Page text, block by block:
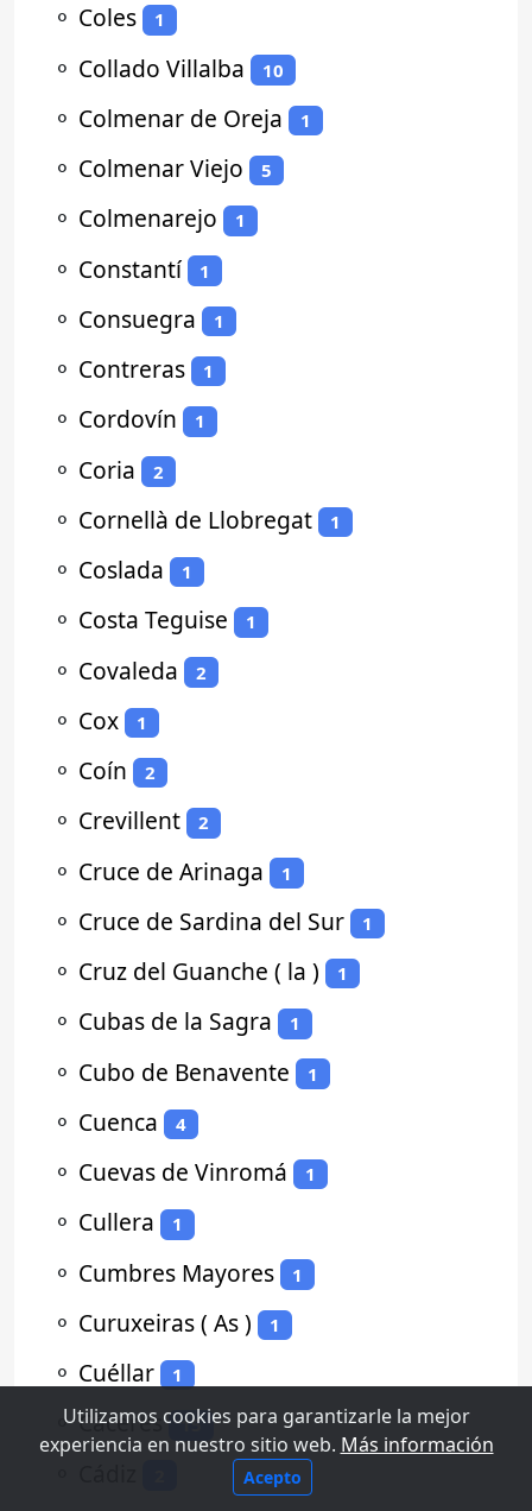
⚬ Coles 1
⚬ Collado Villalba 10
⚬ Colmenar de Oreja 1
⚬ Colmenar Viejo 5
⚬ Colmenarejo 1
⚬ Constantí 1
⚬ Consuegra 1
⚬ Contreras 1
⚬ Cordovín 1
⚬ Coria 2
⚬ Cornellà de Llobregat 1
⚬ Coslada 1
⚬ Costa Teguise 1
⚬ Covaleda 2
⚬ Cox 1
⚬ Coín 2
⚬ Crevillent 2
⚬ Cruce de Arinaga 1
⚬ Cruce de Sardina del Sur 1
⚬ Cruz del Guanche ( la ) 1
⚬ Cubas de la Sagra 1
⚬ Cubo de Benavente 1
⚬ Cuenca 4
⚬ Cuevas de Vinromá 1
⚬ Cullera 1
⚬ Cumbres Mayores 1
⚬ Curuxeiras ( As ) 1
⚬ Cuéllar 1
⚬Cáceres 15
Utilizamos cookies para garantizarle la mejor
experiencia en nuestro sitio web. Más información
Acepto